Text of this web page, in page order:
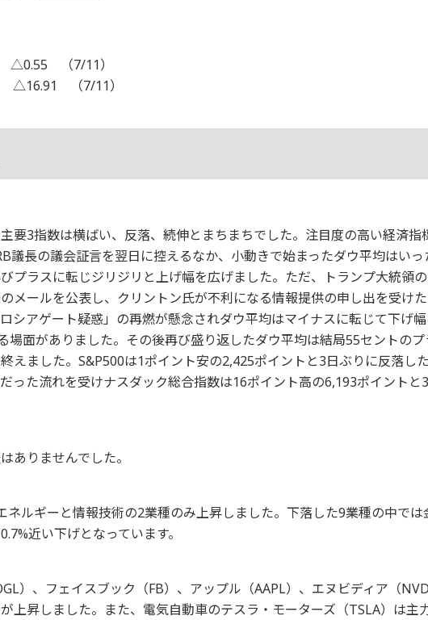
△0.55 （7/11）
△16.91 （7/11）
要3指数は横ばい、反落、続伸とまちまちでした。注目度の高い経済指
議長の議会証言を翌日に控えるなか、小動きで始まったダウ平均はいっ
プラスに転じジリジリと上げ幅を広げました。ただ、トランプ大統領
メールを公表し、クリントン氏が不利になる情報提供の申し出を受け
シアゲート疑惑」の再燃が懸念されダウ平均はマイナスに転じて下げ幅
場面がありました。その後再び盛り返したダウ平均は結局55セントのプ
えました。S&P500は1ポイント安の2,425ポイントと3日ぶりに反落し
った流れを受けナスダック総合指数は16ポイント高の6,193ポイントと
ありませんでした。
ネルギーと情報技術の2業種のみ上昇しました。下落した9業種の中では
近い下げとなっています。
）、フェイスブック（FB）、アップル（AAPL）、エヌビディア（
上昇しました。また、電気自動車のテスラ・モーターズ（TSLA）は主